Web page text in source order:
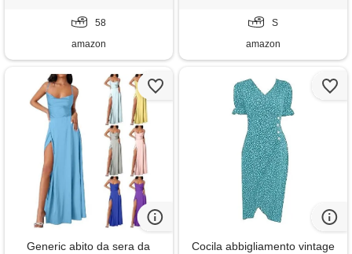
58
amazon
S
amazon
Generic abito da sera da
Cocila abbigliamento vintage